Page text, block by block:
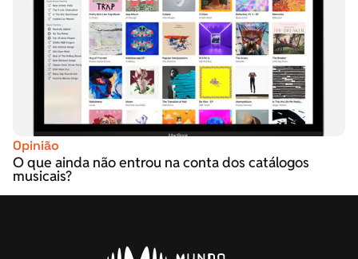
Opinião
O que ainda não entrou na conta dos catálogos
musicais?